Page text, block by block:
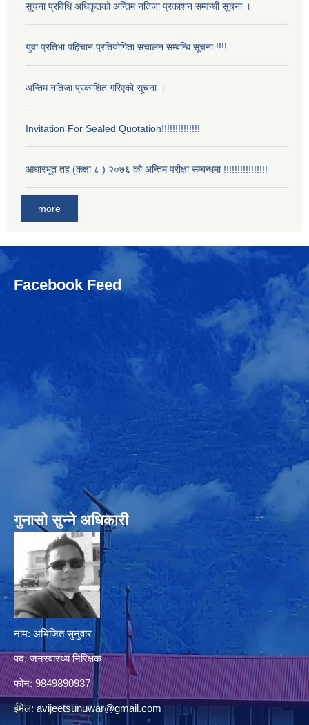
सूचना प्रविधि अधिकृतको अन्तिम नतिजा प्रकाशन सम्वन्धी सूचना ।
युवा प्रतिभा पहिचान प्रतियोगिता संचालन सम्बन्धि सूचना !!!!
अन्तिम नतिजा प्रकाशित गरिएको सूचना ।
Invitation For Sealed Quotation!!!!!!!!!!!!!!
आधारभूत तह (कक्षा ८ ) २०७६ को अन्तिम परीक्षा सम्बन्धमा !!!!!!!!!!!!!!!!
more
Facebook Feed
गुनासो सुन्‍ने अधिकारी
नाम: अभिजित सुनुवार
पद: जनस्वास्थ्य निरिक्षक
फोन: 9849890937
ईमेल: avijeetsunuwar@gmail.com